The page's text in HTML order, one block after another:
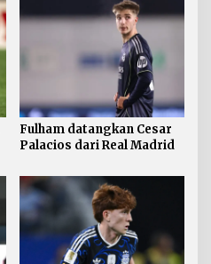
Fulham datangkan Cesar
Palacios dari Real Madrid